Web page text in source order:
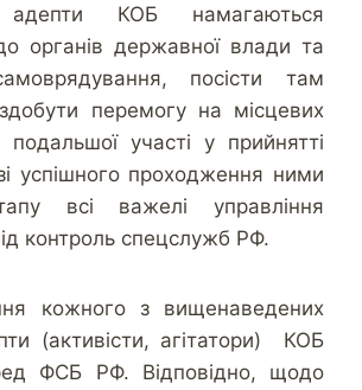
адепти КОБ намагаються
органів державної влади та
посісти там
перемогу на місцевих
участі у прийнятті
успішного проходження ними
всі важелі управління
контроль спецслужб РФ.
кожного з вищенаведених
(активісти, агітатори) КОБ
ФСБ РФ. Відповідно, щодо